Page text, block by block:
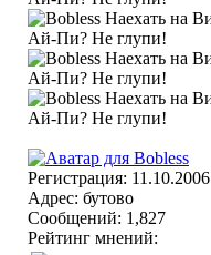
Регистрация: 11.10.2006
Адрес: бутово
Сообщений: 1,827
Рейтинг мнений: